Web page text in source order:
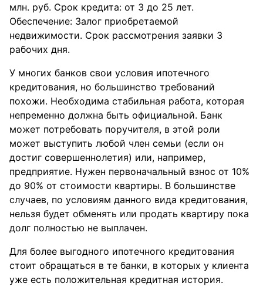
млн. руб. Срок кредита: от 3 до 25 лет.
Обеспечение: Залог приобретаемой
недвижимости. Срок рассмотрения заявки 3
рабочих дня.
У многих банков свои условия ипотечного
кредитования, но большинство требований
похожи. Необходима стабильная работа, которая
непременно должна быть официальной. Банк
может потребовать поручителя, в этой роли
может выступить любой член семьи (если он
достиг совершеннолетия) или, например,
предприятие. Нужен первоначальный взнос от 10%
до 90% от стоимости квартиры. В большинстве
случаев, по условиям данного вида кредитования,
нельзя будет обменять или продать квартиру пока
долг полностью не выплачен.
Для более выгодного ипотечного кредитования
стоит обращаться в те банки, в которых у клиента
уже есть положительная кредитная история.